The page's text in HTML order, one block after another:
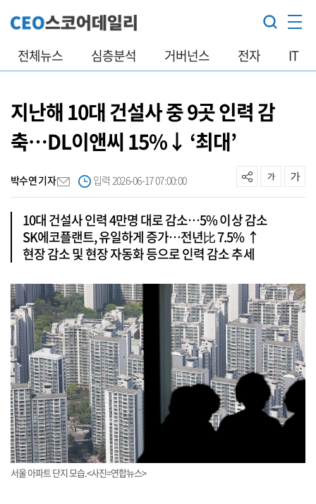
전체뉴스 심층분석 거버넌스 전자 IT
지난해 10대 건설사 중 9곳 인력 감
축…DL이앤씨 15%↓ ‘최대’
박수연 기자 입력 2026-06-17 07:00:00
10대 건설사 인력 4만명 대로 감소…5% 이상 감소
SK에코플랜트, 유일하게 증가…전년比 7.5% ↑
현장 감소 및 현장 자동화 등으로 인력 감소 추세
서울 아파트 단지 모습.<사진=연합뉴스>